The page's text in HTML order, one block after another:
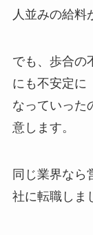
人並みの給料
でも、歩合の
にも不安定に
なっていった
意します。
同じ業界なら
社に転職しま